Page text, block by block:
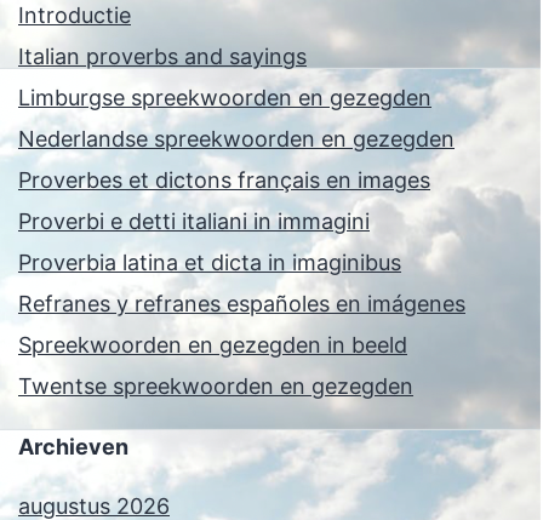
Introductie
Italian proverbs and sayings
Limburgse spreekwoorden en gezegden
Nederlandse spreekwoorden en gezegden
Proverbes et dictons français en images
Proverbi e detti italiani in immagini
Proverbia latina et dicta in imaginibus
Refranes y refranes españoles en imágenes
Spreekwoorden en gezegden in beeld
Twentse spreekwoorden en gezegden
Archieven
augustus 2026